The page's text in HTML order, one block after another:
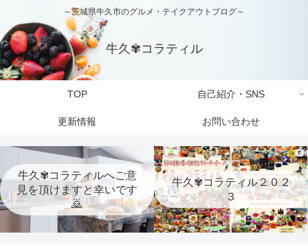
～茨城県牛久市のグルメ・テイクアウトブログ～
牛久✾コラティル
TOP 自己紹介・SNS
更新情報 お問い合わせ
牛久✾コラティルへご意
見を頂けますと幸いです
🙇
牛久✾コラティル２０２
３